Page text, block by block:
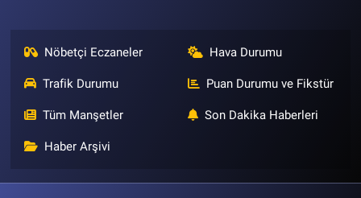
Nöbetçi Eczaneler Hava Durumu
Trafik Durumu Puan Durumu ve Fikstür
Tüm Manşetler Son Dakika Haberleri
Haber Arşivi